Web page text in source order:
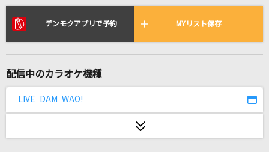
リアルタイムで歌われている曲の一覧
[生音]ピースサイン
君セン!
iLiFE!
弌誠
デンモクアプリで予約 MYリスト保存
配信中のカラオケ機種
LIVE DAM WAO!